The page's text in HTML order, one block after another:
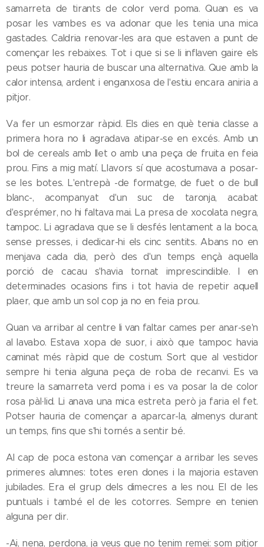
samarreta de tirants de color verd poma. Quan es va
posar les vambes es va adonar que les tenia una mica
gastades. Caldria renovar-les ara que estaven a punt de
començar les rebaixes. Tot i que si se li inflaven gaire els
peus potser hauria de buscar una alternativa. Que amb la
calor intensa, ardent i enganxosa de l'estiu encara aniria a
pitjor.
Va fer un esmorzar ràpid. Els dies en què tenia classe a
primera hora no li agradava atipar-se en excés. Amb un
bol de cereals amb llet o amb una peça de fruita en feia
prou. Fins a mig matí. Llavors sí que acostumava a posar-
se les botes. L'entrepà -de formatge, de fuet o de bull
blanc-, acompanyat d'un suc de taronja, acabat
d'esprémer, no hi faltava mai. La presa de xocolata negra,
tampoc. Li agradava que se li desfés lentament a la boca,
sense presses, i dedicar-hi els cinc sentits. Abans no en
menjava cada dia, però des d'un temps ençà aquella
porció de cacau s'havia tornat imprescindible. I en
determinades ocasions fins i tot havia de repetir aquell
plaer, que amb un sol cop ja no en feia prou.
Quan va arribar al centre li van faltar cames per anar-se'n
al lavabo. Estava xopa de suor, i això que tampoc havia
caminat més ràpid que de costum. Sort que al vestidor
sempre hi tenia alguna peça de roba de recanvi. Es va
treure la samarreta verd poma i es va posar la de color
rosa pàl·lid. Li anava una mica estreta però ja faria el fet.
Potser hauria de començar a aparcar-la, almenys durant
un temps, fins que s'hi tornés a sentir bé.
Al cap de poca estona van començar a arribar les seves
primeres alumnes: totes eren dones i la majoria estaven
jubilades. Era el grup dels dimecres a les nou. El de les
puntuals i també el de les cotorres. Sempre en tenien
alguna per dir.
-Ai, nena, perdona, ja veus que no tenim remei: som pitjor